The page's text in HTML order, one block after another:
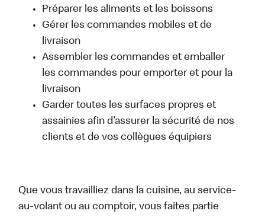
Préparer les aliments et les boissons
Gérer les commandes mobiles et de
livraison
Assembler les commandes et emballer
les commandes pour emporter et pour la
livraison
Garder toutes les surfaces propres et
assainies afin d’assurer la sécurité de nos
clients et de vos collègues équipiers
Que vous travailliez dans la cuisine, au service-
au-volant ou au comptoir, vous faites partie